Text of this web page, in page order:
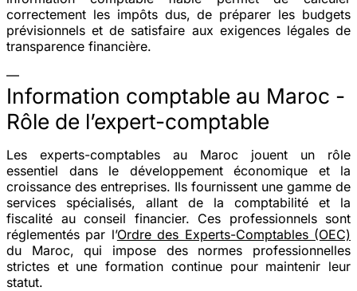
correctement les impôts dus, de préparer les budgets
prévisionnels et de satisfaire aux exigences légales de
transparence financière.
—
Information comptable au Maroc -
Rôle de l’expert-comptable
Les experts-comptables au Maroc jouent un rôle
essentiel dans le développement économique et la
croissance des entreprises. Ils fournissent une gamme de
services spécialisés, allant de la comptabilité et la
fiscalité au conseil financier. Ces professionnels sont
réglementés par l’Ordre des Experts-Comptables (OEC)
du Maroc, qui impose des normes professionnelles
strictes et une formation continue pour maintenir leur
statut.